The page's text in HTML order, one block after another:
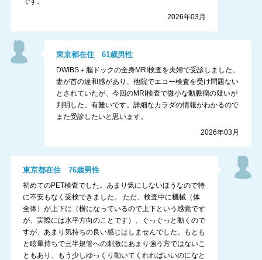
2026年03月
東京都在住61歳男性
DWIBS＋脳ドックの全身MRI検査を夫婦で受診しました。
妻が首の違和感があり、他院でエコー検査を受け問題ない
とされていたが、今回のMRI検査で微小な動脈瘤の疑いが
判明した。有難いです。詳細なカラダの情報がわかるので
また受診したいと思います。
2026年03月
東京都在住 76歳男性
初めてのPET検査でした。あまり気にしないほうなので特
に不安もなく受検できました。 ただ、検査中に機械（体
全体）が上下に（横になっているので上下という感覚です
が、実際には水平方向のことです）、ぐっぐっと動くので
すが、あまり気持ちの良い感じはしませんでした。もとも
と眩暈持ちで三半規管への刺激にあまり強う方ではないこ
ともあり、もう少しゆっくり動いてくれればいいのになと